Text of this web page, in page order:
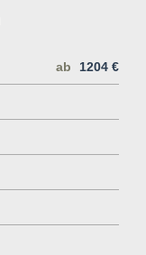
ab 1204 €